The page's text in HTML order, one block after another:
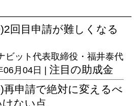
回目申請が難しくなる
ビット代表取締役・福井泰代
06月04日 | 注目の助成金
再申請で絶対に変えるべ
ない点